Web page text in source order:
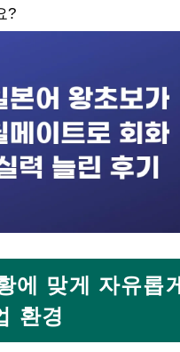
?
에 맞게 자유롭
환경